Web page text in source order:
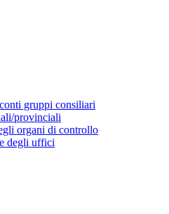
gruppi consiliari
provinciali
organi di controllo
degli uffici